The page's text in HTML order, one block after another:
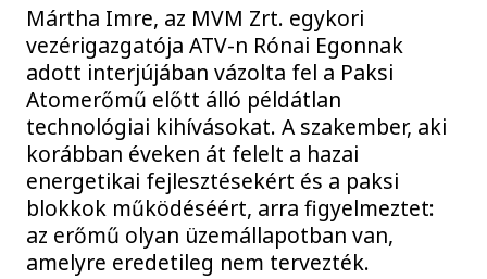
Mártha Imre, az MVM Zrt. egykori
vezérigazgatója ATV-n Rónai Egonnak
adott interjújában vázolta fel a Paksi
Atomerőmű előtt álló példátlan
technológiai kihívásokat. A szakember, aki
korábban éveken át felelt a hazai
energetikai fejlesztésekért és a paksi
blokkok működéséért, arra figyelmeztet:
az erőmű olyan üzemállapotban van,
amelyre eredetileg nem tervezték.